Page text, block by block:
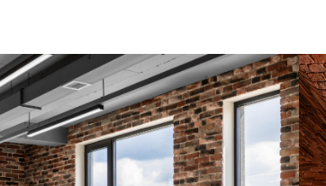
CĂRĂMIDĂ / PIATRĂ DECORATIVĂ